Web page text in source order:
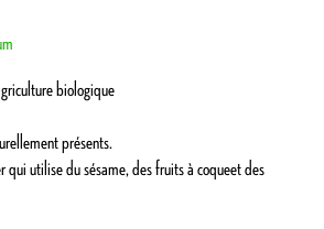
biologique
présents.
qui utilise du sésame, des fruits à coqueet des